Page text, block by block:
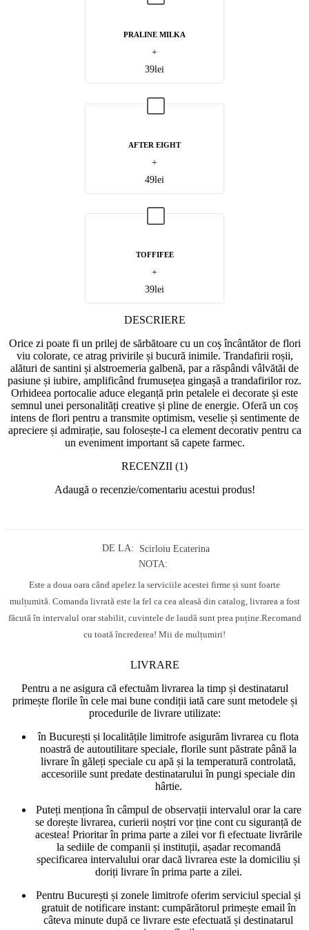
PRALINE MILKA
+
39lei
AFTER EIGHT
+
49lei
TOFFIFEE
+
39lei
DESCRIERE
Orice zi poate fi un prilej de sărbătoare cu un coș încântător de flori
viu colorate, ce atrag privirile și bucură inimile. Trandafirii roșii,
alături de santini și alstroemeria galbenă, par a răspândi vâlvătăi de
pasiune și iubire, amplificând frumusețea gingașă a trandafirilor roz.
Orhideea portocalie aduce eleganță prin petalele ei decorate și este
semnul unei personalități creative și pline de energie. Oferă un coș
intens de flori pentru a transmite optimism, veselie și sentimente de
apreciere și admirație, sau folosește-l ca element decorativ pentru ca
un eveniment important să capete farmec.
RECENZII (1)
Adaugă o recenzie/comentariu acestui produs!
DE LA:
Scirloiu Ecaterina
NOTA:
Este a doua oara când apelez la serviciile acestei firme și sunt foarte
mulțumită. Comanda livrată este la fel ca cea aleasă din catalog, livrarea a fost
făcută în intervalul orar stabilit, cuvintele de laudă sunt prea puține.Recomand
cu toată încrederea! Mii de mulțumiri!
LIVRARE
Pentru a ne asigura că efectuăm livrarea la timp și destinatarul
primește florile în cele mai bune condiții iată care sunt metodele și
procedurile de livrare utilizate:
în București și localitățile limitrofe asigurăm livrarea cu flota
noastră de autoutilitare speciale, florile sunt păstrate până la
livrare în găleți speciale cu apă și la temperatură controlată,
accesoriile sunt predate destinatarului în pungi speciale din
hârtie.
Puteți menționa în câmpul de observații intervalul orar la care
se dorește livrarea, curierii noștri vor ține cont cu siguranță de
acestea! Prioritar în prima parte a zilei vor fi efectuate livrările
la sediile de companii și instituții, așadar recomandă
specificarea intervalului orar dacă livrarea este la domiciliu și
doriți livrare în prima parte a zilei.
Pentru București și zonele limitrofe oferim serviciul special și
gratuit de notificare instant: cumpărătorul primește email în
câteva minute după ce livrare este efectuată și destinatarul